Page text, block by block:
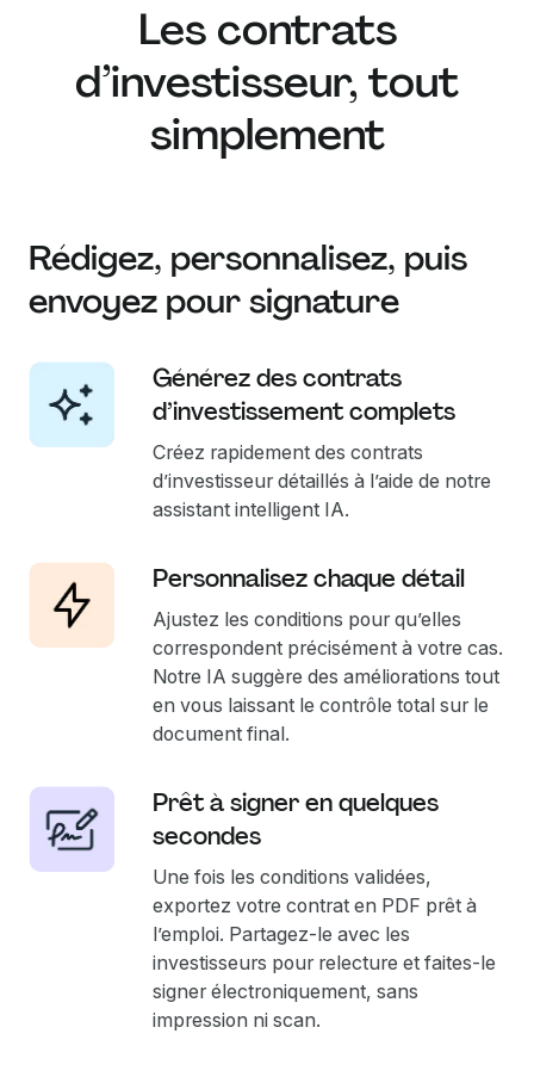
Les contrats
d’investisseur, tout
simplement
Rédigez, personnalisez, puis
envoyez pour signature
Générez des contrats
d’investissement complets
Créez rapidement des contrats
d’investisseur détaillés à l’aide de notre
assistant intelligent IA.
Personnalisez chaque détail
Ajustez les conditions pour qu’elles
correspondent précisément à votre cas.
Notre IA suggère des améliorations tout
en vous laissant le contrôle total sur le
document final.
Prêt à signer en quelques
secondes
Une fois les conditions validées,
exportez votre contrat en PDF prêt à
l’emploi. Partagez-le avec les
investisseurs pour relecture et faites-le
signer électroniquement, sans
impression ni scan.